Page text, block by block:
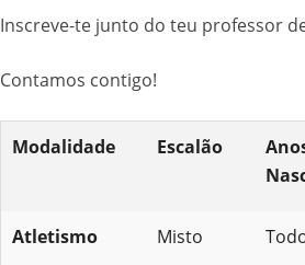
Inscreve-te junto do teu professor
Contamos contigo!
Modalidade Escalão
Atletismo Misto